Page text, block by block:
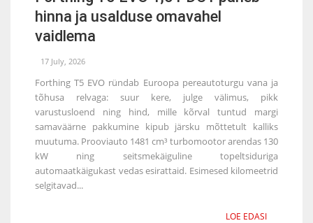
hinna ja usalduse omavahel
vaidlema
17 July, 2026
Forthing T5 EVO ründab Euroopa pereautoturgu vana ja
tõhusa relvaga: suur kere, julge välimus, pikk
varustusloend ning hind, mille kõrval tuntud margi
samaväärne pakkumine kipub järsku mõttetult kalliks
muutuma. Prooviauto 1481 cm³ turbomootor arendas 130
kW ning seitsmekäiguline topeltsiduriga
automaatkäigukast vedas esirattaid. Esimesed kilomeetrid
selgitavad...
LOE EDASI